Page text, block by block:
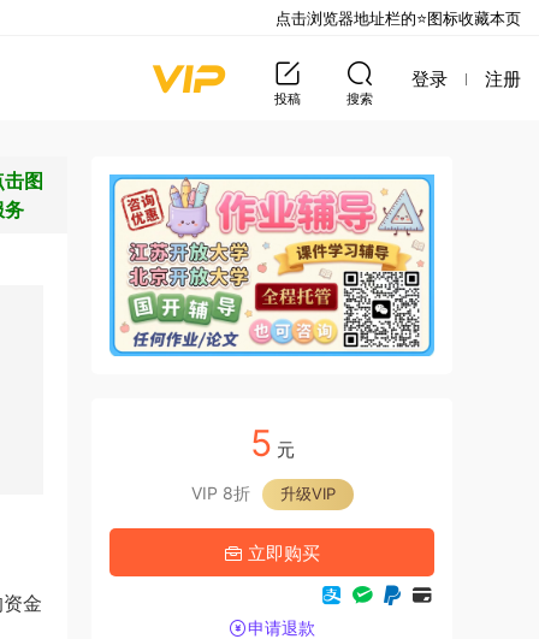
投稿 搜索
登录 注册
金
图
务
5 元
VIP 8折 升级VIP
立即购买
申请退款
点击浏览器地址栏的⭐图标收藏本页